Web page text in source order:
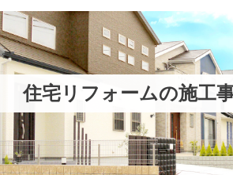
住宅リフォームの施工